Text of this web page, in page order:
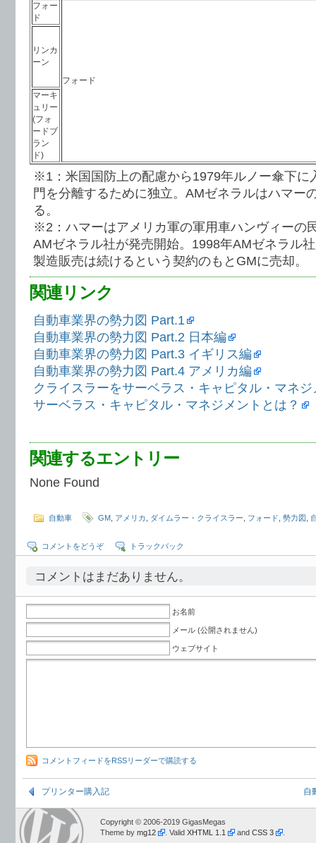
フォー
ド
フォード
リンカ
ーン
マーキ
ュリー
(フォ
ードブ
ラン
ド)
※1：米国国防上の配慮から1979年ルノー傘下に
門を分離するために独立。AMゼネラルはハマー
る。
※2：ハマーはアメリカ軍の軍用車ハンヴィーの
AMゼネラル社が発売開始。1998年AMゼネラル
製造販売は続けるという契約のもとGMに売却。
関連リンク
自動車業界の勢力図 Part.1
自動車業界の勢力図 Part.2 日本編
自動車業界の勢力図 Part.3 イギリス編
自動車業界の勢力図 Part.4 アメリカ編
クライスラーをサーベラス・キャピタル・マネ
サーベラス・キャピタル・マネジメントとは？
関連するエントリー
None Found
自動車 GM アメリカ ダイムラー・クライスラー フォード 勢力図
コメントをどうぞ トラックバック
コメントはまだありません。
お名前
メール (公開されません)
ウェブサイト
コメントフィードをRSSリーダーで購読する
プリンター購入記 自
Copyright © 2006-2019 GigasMegas
Theme by mg12 . Valid XHTML 1.1 and CSS 3